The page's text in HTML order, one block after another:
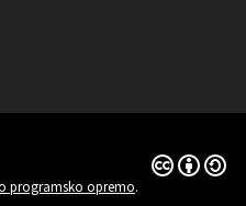
programsko opremo.
Dovoljenja
(Zunanja